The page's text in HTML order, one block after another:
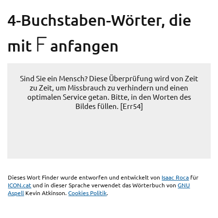
4-Buchstaben-Wörter, die
mit F anfangen
Sind Sie ein Mensch? Diese Überprüfung wird von Zeit
zu Zeit, um Missbrauch zu verhindern und einen
optimalen Service getan. Bitte, in den Worten des
Bildes füllen. [Err54]
Dieses Wort Finder wurde entworfen und entwickelt von Isaac Roca für
ICON.catund in dieser Sprache verwendet das Wörterbuch vonGNU
Aspell Kevin Atkinson.Cookies Politik.